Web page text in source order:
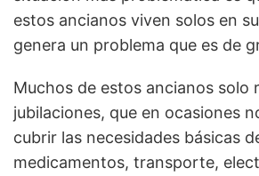
estos ancianos viven solos en
genera un problema que es de
Muchos de estos ancianos solo
jubilaciones, que en ocasiones
cubrir las necesidades básicas
medicamentos, transporte,